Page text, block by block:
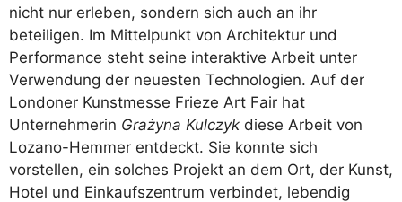
nicht nur erleben, sondern sich auch an ihr
beteiligen. Im Mittelpunkt von Architektur und
Performance steht seine interaktive Arbeit unter
Verwendung der neuesten Technologien. Auf der
Londoner Kunstmesse Frieze Art Fair hat
Unternehmerin Grażyna Kulczyk diese Arbeit von
Lozano-Hemmer entdeckt. Sie konnte sich
vorstellen, ein solches Projekt an dem Ort, der Kunst,
Hotel und Einkaufszentrum verbindet, lebendig